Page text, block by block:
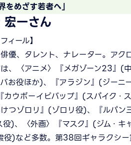
めざす若者へ」
宏一さん
ィール】
優、タレント、ナレーター。アク
、〈アニメ〉『メガゾーン23』(
お役ほか)、『アラジン』(ジーニ
カウボーイビバップ』(スパイク・
けつゾロリ』(ゾロリ役)、『ルパ
役)、〈外画〉『マスク』(ジム・
役)など多数。第38回ギャラクシ